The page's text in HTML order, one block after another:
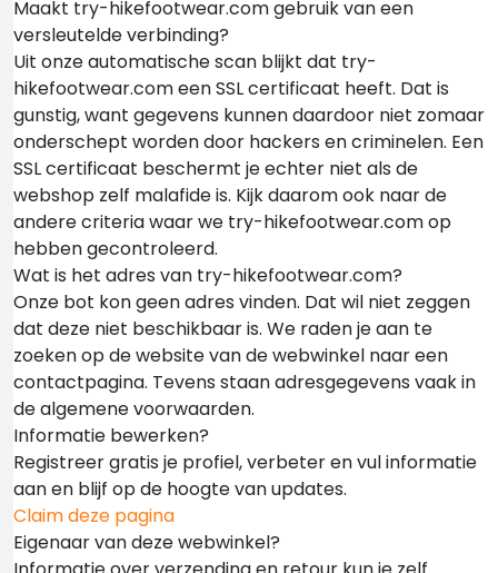
Maakt try-hikefootwear.com gebruik van een
versleutelde verbinding?
Uit onze automatische scan blijkt dat try-
hikefootwear.com een SSL certificaat heeft. Dat is
gunstig, want gegevens kunnen daardoor niet zomaar
onderschept worden door hackers en criminelen. Een
SSL certificaat beschermt je echter niet als de
webshop zelf malafide is. Kijk daarom ook naar de
andere criteria waar we try-hikefootwear.com op
hebben gecontroleerd.
Wat is het adres van try-hikefootwear.com?
Onze bot kon geen adres vinden. Dat wil niet zeggen
dat deze niet beschikbaar is. We raden je aan te
zoeken op de website van de webwinkel naar een
contactpagina. Tevens staan adresgegevens vaak in
de algemene voorwaarden.
Informatie bewerken?
Registreer gratis je profiel, verbeter en vul informatie
aan en blijf op de hoogte van updates.
Claim deze pagina
Eigenaar van deze webwinkel?